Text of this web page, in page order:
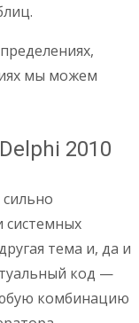
мы можем
2010
системных
тема и, да и
код —
комбинацию